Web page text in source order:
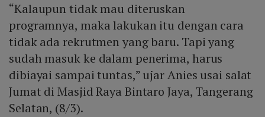
“Kalaupun tidak mau diteruskan
programnya, maka lakukan itu dengan cara
tidak ada rekrutmen yang baru. Tapi yang
sudah masuk ke dalam penerima, harus
dibiayai sampai tuntas,” ujar Anies usai salat
Jumat di Masjid Raya Bintaro Jaya, Tangerang
Selatan, (8/3).